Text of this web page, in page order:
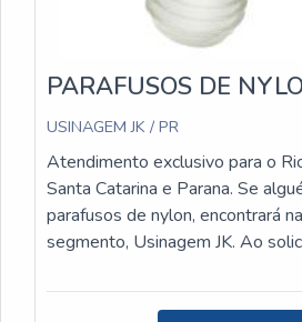
PARAFUSOS DE
USINAGEM JK / PR
Atendimento exclusivo para o
Santa Catarina e Parana. Se
parafusos de nylon, encontrará
segmento, Usinagem JK. Ao
terá acesso a produtos de